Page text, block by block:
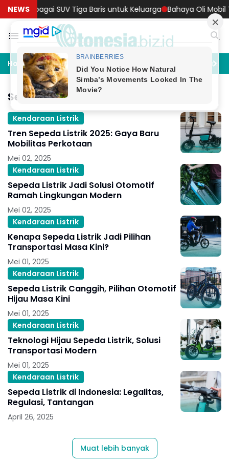
NEWS
SUV Tiga Baris untuk Keluarga Bahaya Oli Mobil
Home Akomodasi
Sepeda Listrik
Kendaraan Listrik
Tren Sepeda Listrik 2025: Gaya Baru
Mobilitas Perkotaan
Mei 02, 2025
Kendaraan Listrik
Sepeda Listrik Jadi Solusi Otomotif
Ramah Lingkungan Modern
Mei 02, 2025
Kendaraan Listrik
Kenapa Sepeda Listrik Jadi Pilihan
Transportasi Masa Kini?
Mei 01, 2025
Kendaraan Listrik
Sepeda Listrik Canggih, Pilihan Otomotif
Hijau Masa Kini
Mei 01, 2025
Kendaraan Listrik
Teknologi Hijau Sepeda Listrik, Solusi
Transportasi Modern
Mei 01, 2025
Kendaraan Listrik
Sepeda Listrik di Indonesia: Legalitas,
Regulasi, Tantangan
April 26, 2025
Muat lebih banyak